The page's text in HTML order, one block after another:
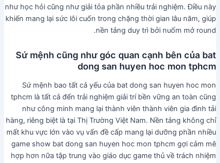
như học hỏi cũng như giải tỏa phần nhiều trải nghiệm. Điều này
khiến mang lại sức lôi cuốn trong chặng thời gian lâu năm, giúp
nền tảng duy trì bởi nuốm mở round.
Sứ mệnh cũng như góc quan cạnh bên của bat
dong san huyen hoc mon tphcm
Sứ mệnh bao tất cả yếu của bat dong san huyen hoc mon
tphcm là tất cả đến trải nghiệm giải trí bền vững an toàn cũng
như công minh mang lại thành viên thành viên gia đình tải
hàng, riêng biệt là tại Thị Trường Việt Nam. Nền tảng không chỉ
mất khu vực lớn vào vụ vấn đề cấp mang lại dưỡng phần nhiều
game show bat dong san huyen hoc mon tphcm gợi cảm mê
hợp hơn nữa tập trung vào giáo dục game thủ về trách nhiệm